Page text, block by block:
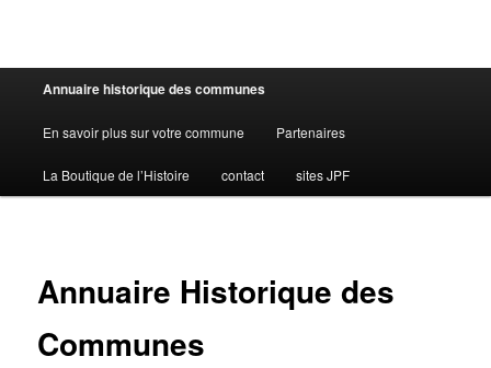
Annuaire historique des communes
En savoir plus sur votre commune Partenaires
La Boutique de l’Histoire contact sites JPF
Annuaire Historique des
Communes